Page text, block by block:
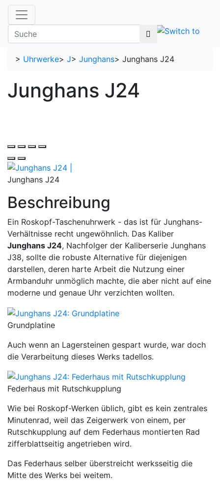
> Uhrwerke> J> Junghans> Junghans J24
Junghans J24
Junghans J24
Beschreibung
Ein Roskopf-Taschenuhrwerk - das ist für Junghans-
Verhältnisse recht ungewöhnlich. Das Kaliber
Junghans J24, Nachfolger der Kaliberserie Junghans
J38, sollte die robuste Alternative für diejenigen
darstellen, deren harte Arbeit die Nutzung einer
Armbanduhr unmöglich machte, die aber nicht auf eine
moderne und genaue Uhr verzichten wollten.
Grundplatine
Auch wenn an Lagersteinen gespart wurde, war doch
die Verarbeitung dieses Werks tadellos.
Federhaus mit Rutschkupplung
Wie bei Roskopf-Werken üblich, gibt es kein zentrales
Minutenrad, weil das Zeigerwerk von einem, per
Rutschkupplung auf dem Federhaus montierten Rad
zifferblattseitig angetrieben wird.
Das Federhaus selber überstreicht werksseitig die
Mitte des Werks bei weitem.